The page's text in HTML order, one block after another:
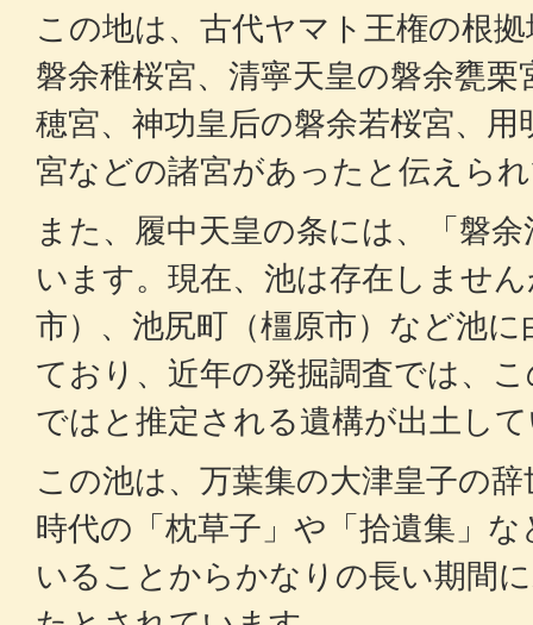
この地は、古代ヤマト王権の根
磐余稚桜宮、清寧天皇の磐余甕
穂宮、神功皇后の磐余若桜宮、
宮などの諸宮があったと伝えら
また、履中天皇の条には、「磐
います。現在、池は存在しませ
市）、池尻町（橿原市）など池
ており、近年の発掘調査では、
ではと推定される遺構が出土し
この池は、万葉集の大津皇子の
時代の「枕草子」や「拾遺集」
いることからかなりの長い期間